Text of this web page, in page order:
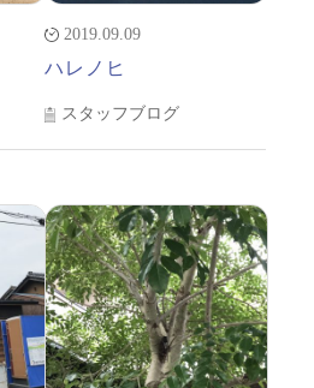
2019.09.09
ハレノヒ
スタッフブログ